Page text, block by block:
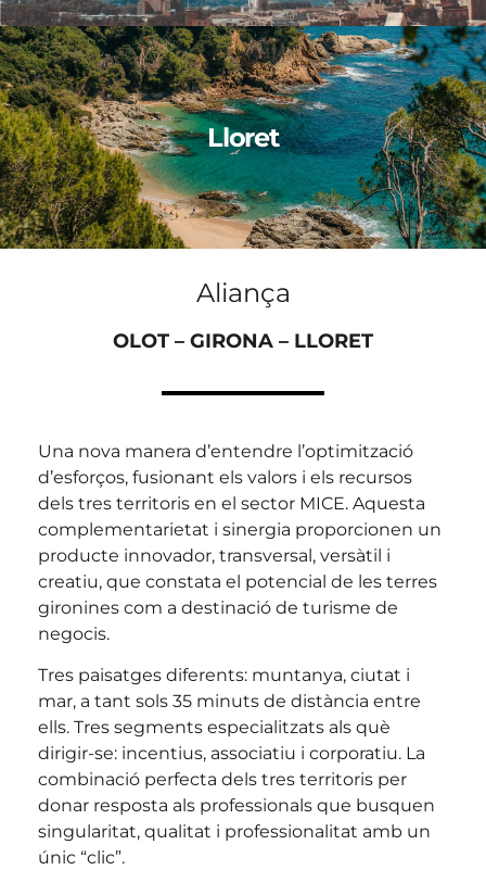
Lloret
Aliança
OLOT – GIRONA – LLORET
Una nova manera d’entendre l’optimització
d’esforços, fusionant els valors i els recursos
dels tres territoris en el sector MICE. Aquesta
complementarietat i sinergia proporcionen un
producte innovador, transversal, versàtil i
creatiu, que constata el potencial de les terres
gironines com a destinació de turisme de
negocis.
Tres paisatges diferents: muntanya, ciutat i
mar, a tant sols 35 minuts de distància entre
ells. Tres segments especialitzats als què
dirigir-se: incentius, associatiu i corporatiu. La
combinació perfecta dels tres territoris per
donar resposta als professionals que busquen
singularitat, qualitat i professionalitat amb un
únic “clic”.